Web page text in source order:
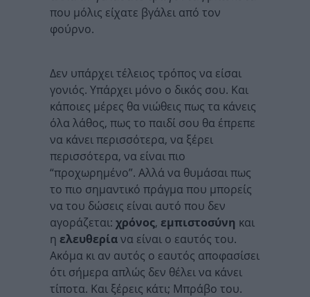
που μόλις είχατε βγάλει από τον
φούρνο.
Δεν υπάρχει τέλειος τρόπος να είσαι
γονιός. Υπάρχει μόνο ο δικός σου. Και
κάποιες μέρες θα νιώθεις πως τα κάνεις
όλα λάθος, πως το παιδί σου θα έπρεπε
να κάνει περισσότερα, να ξέρει
περισσότερα, να είναι πιο
“προχωρημένο”. Αλλά να θυμάσαι πως
το πιο σημαντικό πράγμα που μπορείς
να του δώσεις είναι αυτό που δεν
αγοράζεται: χρόνος, εμπιστοσύνη και
η ελευθερίανα είναι ο εαυτός του.
Ακόμα κι αν αυτός ο εαυτός αποφασίσει
ότι σήμερα απλώς δεν θέλει να κάνει
τίποτα. Και ξέρεις κάτι; Μπράβο του.